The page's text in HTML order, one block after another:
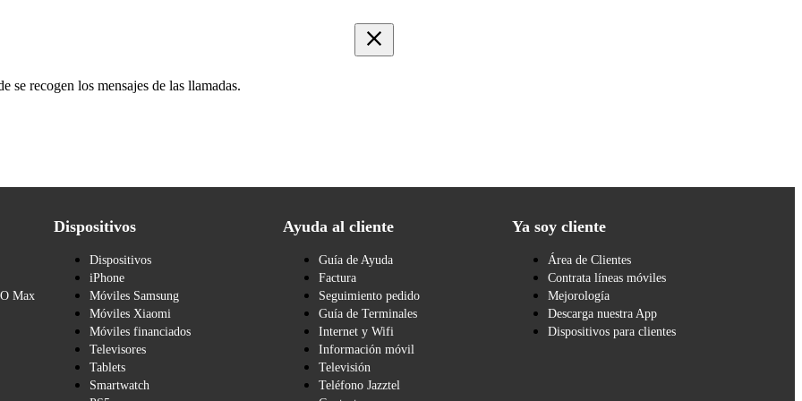
se recogen los mensajes de las llamadas.
Max
Dispositivos
Dispositivos
iPhone
Móviles Samsung
Móviles Xiaomi
Móviles financiados
Televisores
Tablets
Smartwatch
Ayuda al cliente
Guía de Ayuda
Factura
Seguimiento pedido
Guía de Terminales
Internet y Wifi
Información móvil
Televisión
Teléfono Jazztel
Ya soy cliente
Área de Clientes
Contrata líneas móviles
Mejorología
Descarga nuestra App
Dispositivos para clientes